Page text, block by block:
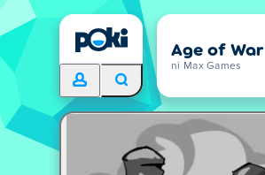
Age of War
ni Max Games